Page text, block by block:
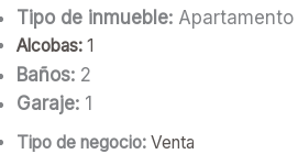
Tipo de inmueble: Apartamento
Alcobas: 1
Baños: 2
Garaje: 1
Tipo de negocio: Venta